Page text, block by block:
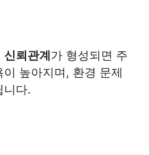
신뢰관계 가 형성되면 주
높아지며, 환경 문제
니다.